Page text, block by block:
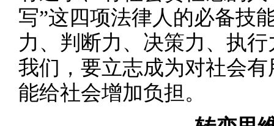
写”这四项法律人的必备技
力、判断力、决策力、执
我们，要立志成为对社会
能给社会增加负担。